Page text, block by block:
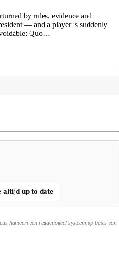
by rules, evidence and
— and a player is suddenly
Quo…
altijd up to date
hanteert een redactioneel systeem op basis van